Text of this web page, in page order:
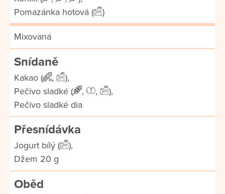
Pomazánka hotová (
)
Mixovaná
Snídaně
Kakao ( ,
),
Pečivo sladké (
, ,
),
Pečivo sladké dia
Přesnídávka
Jogurt bílý (
),
Džem 20 g
Oběd